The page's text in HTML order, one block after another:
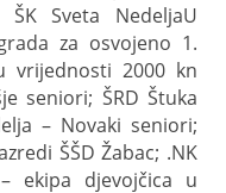
Sveta NedeljaU
za osvojeno 1.
vrijednosti 2000 kn
seniori; ŠRD Štuka
– Novaki seniori;
ŠŠD Žabac; .NK
ekipa djevojčica u